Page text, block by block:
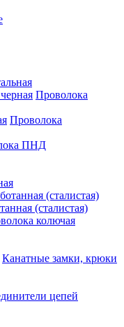
Проволока
Проволока
ПНД
(сталистая)
колючая
Канатные замки, крюки
цепей